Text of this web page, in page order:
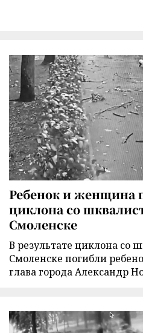
Ребенок и женщина
циклона со
Смоленске
В результате циклона со
Смоленске погибли
глава города Александр